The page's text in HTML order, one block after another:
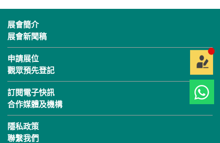
展會簡介
展會新聞稿
申請展位
觀眾預先登記
訂閱電子快訊
合作媒體及機構
隱私政策
聯繫我們